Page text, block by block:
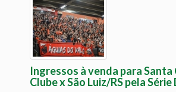
Ingressos à venda para Santa
Clube x São Luiz/RS pela Série